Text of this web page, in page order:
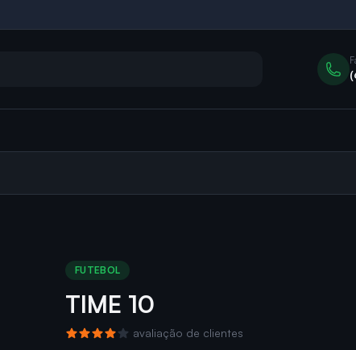
FUTEBOL
TIME 10
avaliação de clientes